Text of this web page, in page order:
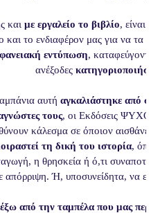
και με εργαλείο το βιβλίο, είναι
και το ενδιαφέρον μας για να τα
εντύπωση,
ανέξοδες κατηγοριοποιήσεις
αυτή αγκαλιάστηκε από
τους, οι Εκδόσεις
κάλεσμα σε όποιον
τη δική του ιστορία, όπου
η θρησκεία ή ό,τι
απόρριψη. Ή, υποσυνείδητα, να
από την ταμπέλα που μας